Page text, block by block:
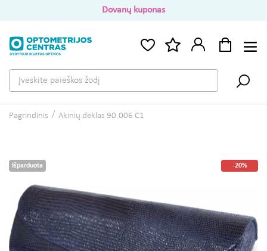
Dovanų kuponas
Pagrindinis Akinių dėklas 90.006 C1
Išparduota -20%